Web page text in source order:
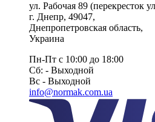
ул. Рабочая 89 (перекресток
г. Днепр, 49047,
Днепропетровская область,
Украина
Пн-Пт с 10:00 до 18:00
Сб: - Выходной
Вс - Выходной
info@normak.com.ua